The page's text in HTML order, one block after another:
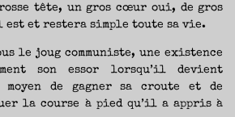
tête, un gros cœur oui, de gros
est et restera simple toute sa vie.
le joug communiste, une existence
son essor lorsqu’il devient
de gagner sa croute et de
la course à pied qu’il a appris à